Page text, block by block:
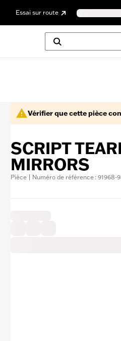
Essai sur route
Vérifier que cette pièce
SCRIPT
MIRRORS
Pièce | Numéro de référence : 91968-